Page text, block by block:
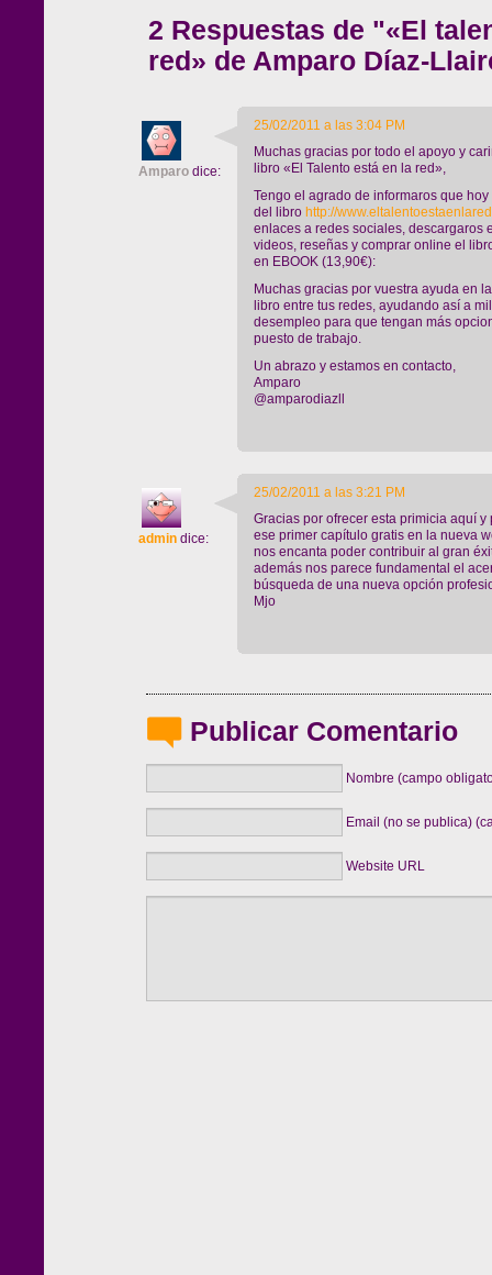
2 Respuestas de "«El
red» de Amparo Díaz-
Amparo dice:
25/02/2011 a las 3:04 PM
Muchas gracias por todo el apoyo y
libro «El Talento está en la red»,
Tengo el agrado de informaros que
del libro http://
enlaces a redes sociales, descargaros
videos, reseñas y comprar online el
en EBOOK (13,90€):
Muchas gracias por vuestra ayuda en
libro entre tus redes, ayudando así a
desempleo para que tengan más
puesto de trabajo.
Un abrazo y estamos en contacto,
Amparo
@amparodiazll
admin dice:
25/02/2011 a las 3:21 PM
Gracias por ofrecer esta primicia aquí
ese primer capítulo gratis en la nueva
nos encanta poder contribuir al gran
además nos parece fundamental el
búsqueda de una nueva opción
Mjo
Publicar Comentario
Nombre (campo
Email (no se publica)
Website URL